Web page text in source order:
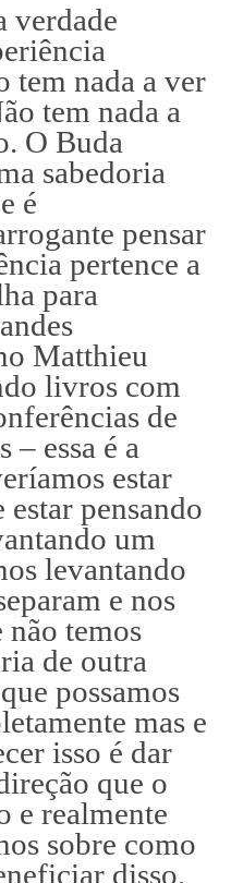
verdade
tem nada a ver
tem nada a
O Buda
sabedoria
é
pensar
pertence a
para
Matthieu
livros com
de
essa é a
estar
pensando
um
levantando
e nos
temos
de outra
possamos
mas e
isso é dar
que o
e realmente
sobre como
disso.